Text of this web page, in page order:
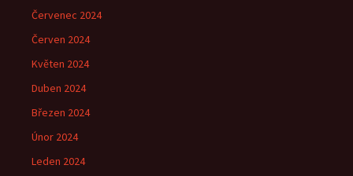
Červenec 2024
Červen 2024
Květen 2024
Duben 2024
Březen 2024
Únor 2024
Leden 2024